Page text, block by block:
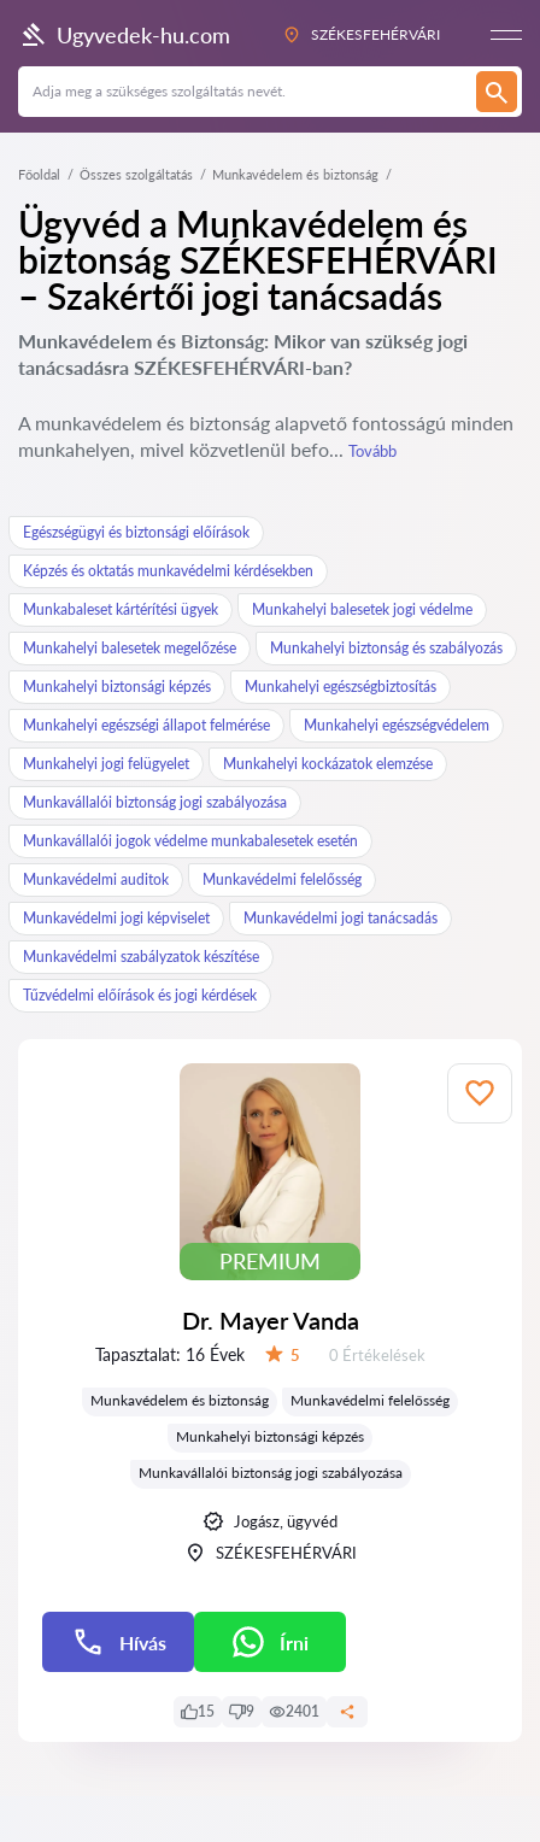
Ugyvedek-hu.com SZÉKESFEHÉRVÁRI
Főoldal Összes szolgáltatás Munkavédelem és biztonság
Ügyvéd a Munkavédelem és
biztonság SZÉKESFEHÉRVÁRI
– Szakértői jogi tanácsadás
Munkavédelem és Biztonság: Mikor van szükség jogi
tanácsadásra SZÉKESFEHÉRVÁRI-ban?
A munkavédelem és biztonság alapvető fontosságú minden
munkahelyen, mivel közvetlenül befo... Tovább
Egészségügyi és biztonsági előírások
Képzés és oktatás munkavédelmi kérdésekben
Munkabaleset kártérítési ügyek Munkahelyi balesetek jogi védelme
Munkahelyi balesetek megelőzése Munkahelyi biztonság és szabályozás
Munkahelyi biztonsági képzés Munkahelyi egészségbiztosítás
Munkahelyi egészségi állapot felmérése Munkahelyi egészségvédelem
Munkahelyi jogi felügyelet Munkahelyi kockázatok elemzése
Munkavállalói biztonság jogi szabályozása
Munkavállalói jogok védelme munkabalesetek esetén
Munkavédelmi auditok Munkavédelmi felelősség
Munkavédelmi jogi képviselet Munkavédelmi jogi tanácsadás
Munkavédelmi szabályzatok készítése
Tűzvédelmi előírások és jogi kérdések
PREMIUM
Dr. Mayer Vanda
Tapasztalat: 16 Évek 5 Értékelések:
0 Értékelések
Munkavédelem és biztonság
Munkavédelmi felelősség
Munkahelyi biztonsági képzés
Munkavállalói biztonság jogi szabályozása
Jogász, ügyvéd
SZÉKESFEHÉRVÁRI
Hívás Írni
15 9 2401